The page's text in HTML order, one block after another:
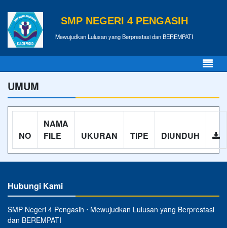
SMP NEGERI 4 PENGASIH
Mewujudkan Lulusan yang Berprestasi dan BEREMPATI
UMUM
NO
NAMA
FILE
UKURAN TIPE DIUNDUH
Hubungi Kami
SMP Negeri 4 Pengasih ⋅ Mewujudkan Lulusan yang Berprestasi
dan BEREMPATI